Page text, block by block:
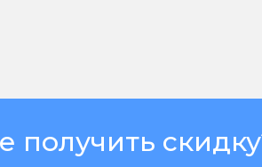
получить